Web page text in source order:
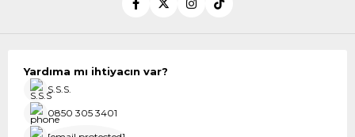
Yardıma mı ihtiyacın var?
S.S.S.
0850 305 3401